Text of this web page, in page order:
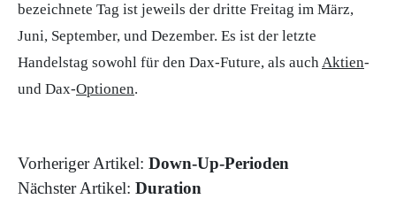
bezeichnete Tag ist jeweils der dritte Freitag im März,
Juni, September, und Dezember. Es ist der letzte
Handelstag sowohl für den Dax-Future, als auchAktien-
und Dax-Optionen.
Vorheriger Artikel: Down-Up-Perioden
Nächster Artikel: Duration